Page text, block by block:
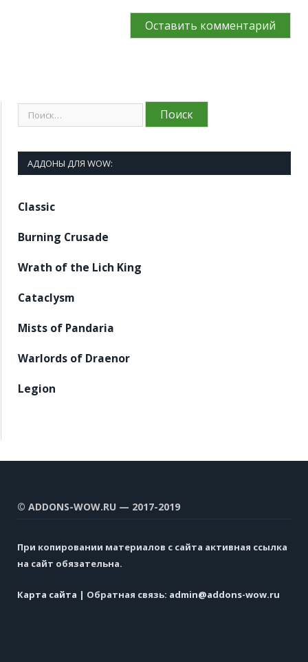
АДДОНЫ ДЛЯ WOW:
Classic
Burning Crusade
Wrath of the Lich King
Cataclysm
Mists of Pandaria
Warlords of Draenor
Legion
© ADDONS-WOW.RU — 2017-2019
При копировании материалов с сайта активная ссылка
на сайт обязательна.
Карта сайта | Обратная связь: admin@addons-wow.ru